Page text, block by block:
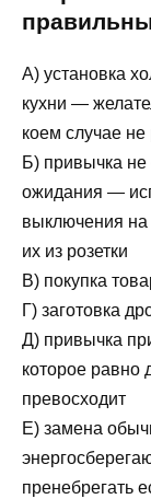
А) установка
кухни —
коем случае
Б) привычка
ожидания —
выключения
их из розетки
В) покупка
Г) заготовка
Д) привычка
которое равно
превосходит
Е) замена
пренебрегать